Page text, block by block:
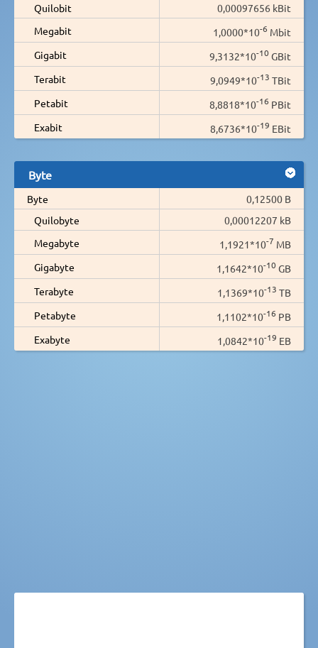
Quilobit
0,00097656 kBit
Megabit
1,0000*10-6 Mbit
Gigabit
9,3132*10-10 GBit
Terabit
9,0949*10-13 TBit
Petabit
8,8818*10-16 PBit
Exabit
8,6736*10-19 EBit
Byte
Byte
0,12500 B
Quilobyte
0,00012207 kB
Megabyte
1,1921*10-7 MB
Gigabyte
1,1642*10-10 GB
Terabyte
1,1369*10-13 TB
Petabyte
1,1102*10-16 PB
Exabyte
1,0842*10-19 EB